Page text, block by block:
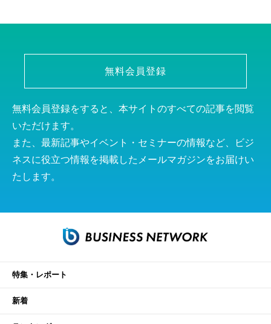
無料会員登録
無料会員登録をすると、本サイトのすべての記事を閲覧
いただけます。
また、最新記事やイベント・セミナーの情報など、ビジ
ネスに役立つ情報を掲載したメールマガジンをお届けい
たします。
特集・レポート
新着